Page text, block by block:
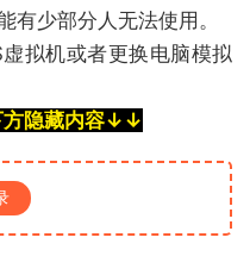
有少部分人无法使用。
拟机或者更换电脑模拟
隐藏内容↓↓